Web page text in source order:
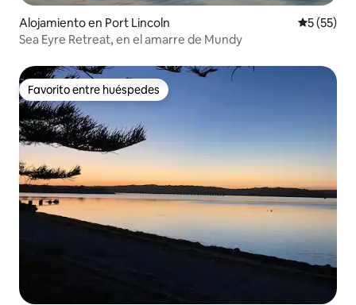
Alojamiento en Port Lincoln
5 (55)
Sea Eyre Retreat, en el amarre de Mundy
Favorito entre huéspedes
Favorito entre huéspedes